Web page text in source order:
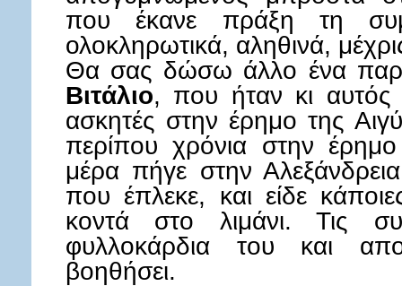
που έκανε πράξη τη
ολοκληρωτικά, αληθινά,
Θα σας δώσω άλλο ένα
Βιτάλιο, που ήταν κι
ασκητές στην έρημο της
περίπου χρόνια στην
μέρα πήγε στην
που έπλεκε, και είδε
κοντά στο λιμάνι. Τις
φυλλοκάρδια του και
βοηθήσει.